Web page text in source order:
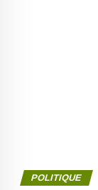
POLITIQUE